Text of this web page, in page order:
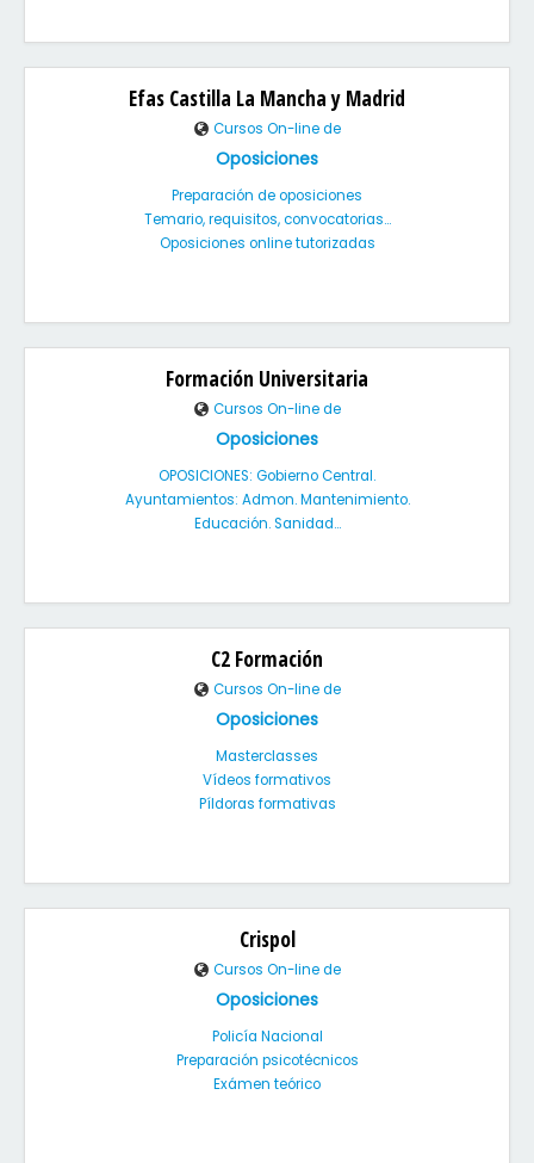
Efas Castilla La Mancha y Madrid
Cursos On-line de
Oposiciones
Preparación de oposiciones
Temario, requisitos, convocatorias...
Oposiciones online tutorizadas
Formación Universitaria
Cursos On-line de
Oposiciones
OPOSICIONES: Gobierno Central.
Ayuntamientos: Admon. Mantenimiento.
Educación. Sanidad...
C2 Formación
Cursos On-line de
Oposiciones
Masterclasses
Vídeos formativos
Píldoras formativas
Crispol
Cursos On-line de
Oposiciones
Policía Nacional
Preparación psicotécnicos
Exámen teórico